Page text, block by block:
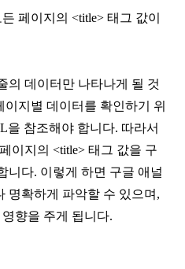
의 데이터만 나타나게 될 것
지별 데이터를 확인하기 위
을 참조해야 합니다. 따라서
이지의 <title> 태그 값을 구
니다. 이렇게 하면 구글 애널
명확하게 파악할 수 있으며,
향을 주게 됩니다.